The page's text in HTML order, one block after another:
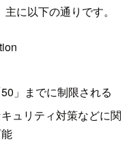
に以下の通りです。
」までに制限される
ュリティ対策などに関